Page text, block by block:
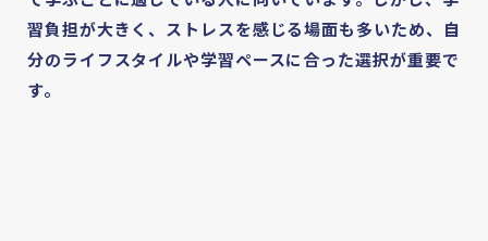
習負担が大きく、ストレスを感じる場面も多いため、自
分のライフスタイルや学習ペースに合った選択が重要で
す。